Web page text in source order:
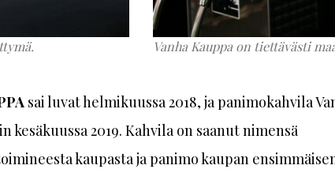
Vanha Kauppa on tiettävästi
sai luvat helmikuussa 2018, ja panimokahvila
kesäkuussa 2019. Kahvila on saanut nimensä
kaupasta ja panimo kaupan